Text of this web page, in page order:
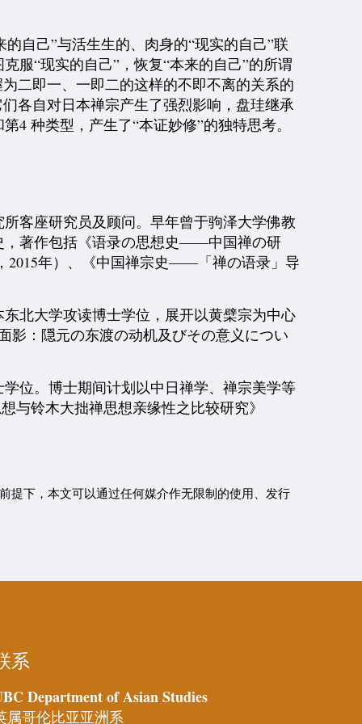
自己”与活生生的、肉身的“现实的自己”联
服“现实的自己”，恢复“本来的自己”的所谓
二即一、一即二的这样的不即不离的关系的
各自对日本禅宗产生了强烈影响，盘珪继承
4 种类型，产生了“本证妙修”的独特思考。
客座研究员及顾问。早年曾于驹泽大学佛教
，著作包括《语录の思想史——中国禅の研
2015年）、《中国禅宗史——「禅の语录」导
北大学攻读博士学位，展开以黄檗宗为中心
影：隠元の东渡の动机及びその意义につい
位。博士期间计划以中日禅学、禅宗美学等
铃木大拙禅思想亲缘性之比较研究》
提下，本文可以通过任何媒介作无限制的使用、发行
系
Department of Asian Studies
属哥伦比亚亚洲系